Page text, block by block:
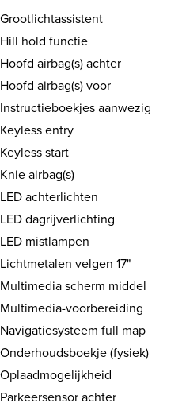
Grootlichtassistent
Hill hold functie
Hoofd airbag(s) achter
Hoofd airbag(s) voor
Instructieboekjes aanwezig
Keyless entry
Keyless start
Knie airbag(s)
LED achterlichten
LED dagrijverlichting
LED mistlampen
Lichtmetalen velgen 17"
Multimedia scherm middel
Multimedia-voorbereiding
Navigatiesysteem full map
Onderhoudsboekje (fysiek)
Oplaadmogelijkheid
Parkeersensor achter